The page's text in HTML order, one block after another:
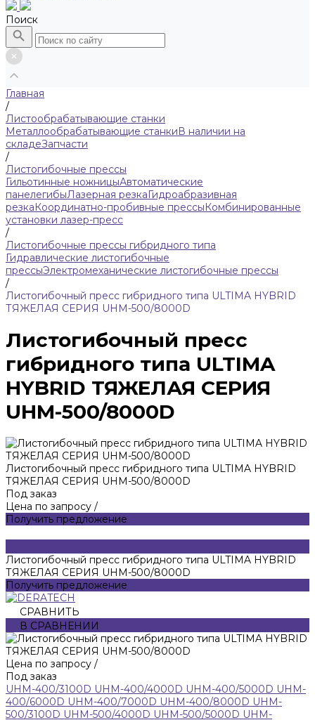
Поиск
Главная
/
Листообрабатывающие станки
Металлообрабатывающие станкиВ наличии на
складеЗапчасти
/
Листогибочные прессы
Гильотинные ножницыАвтоматические
панелегибыЛазерная резкаГидроабразивная
резкаКоординатно-пробивные прессыКомбинированные
установки лазер-пресс
/
Листогибочные прессы гибридного типа
Гидравлические листогибочные
прессыЭлектромеханические листогибочные прессы
/
Листогибочный пресс гибридного типа ULTIMA HYBRID
ТЯЖЕЛАЯ СЕРИЯ UHM-500/8000D
Листогибочный пресс
гибридного типа ULTIMA
HYBRID ТЯЖЕЛАЯ СЕРИЯ
UHM-500/8000D
Листогибочный пресс гибридного типа ULTIMA HYBRID
ТЯЖЕЛАЯ СЕРИЯ UHM-500/8000D
Под заказ
Цена по запросу /
Получить предложение
Листогибочный пресс гибридного типа ULTIMA HYBRID
ТЯЖЕЛАЯ СЕРИЯ UHM-500/8000D
Получить предложение
СРАВНИТЬ
В СРАВНЕНИИ
Цена по запросу /
Под заказ
UHM-400/3100D UHM-400/4000D UHM-400/5000D UHM-
400/6000D UHM-400/7000D UHM-400/8000D UHM-
500/3100D UHM-500/4000D UHM-500/5000D UHM-